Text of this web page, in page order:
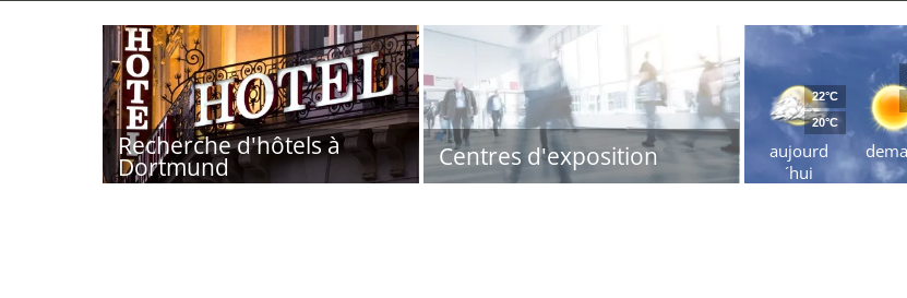
Recherche d'hôtels à
Dortmund Centres d'exposition
aujourd
´hui
22°C
20°C